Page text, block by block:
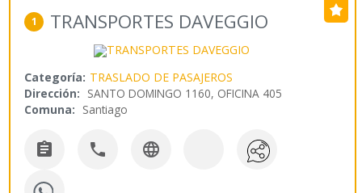
1 TRANSPORTES DAVEGGIO
Categoría: TRASLADO DE PASAJEROS
Dirección: SANTO DOMINGO 1160, OFICINA 405
Comuna: Santiago
  